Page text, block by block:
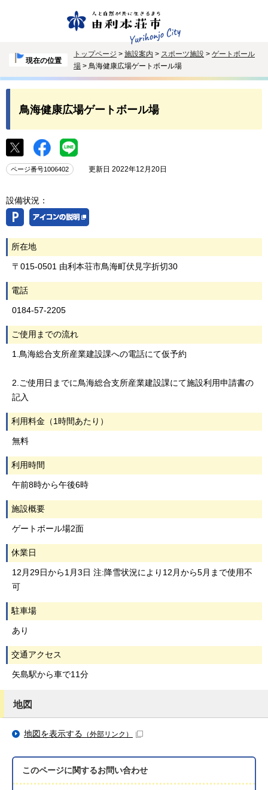
現在の位置
トップページ > 施設案内 > スポーツ施設 > ゲートボール
場 > 鳥海健康広場ゲートボール場
鳥海健康広場ゲートボール場
ページ番号1006402 更新日 2022年12月20日
設備状況：
所在地
〒015-0501 由利本荘市鳥海町伏見字折切30
電話
0184-57-2205
ご使用までの流れ
1.鳥海総合支所産業建設課への電話にて仮予約
2.ご使用日までに鳥海総合支所産業建設課にて施設利用申請書の
記入
利用料金（1時間あたり）
無料
利用時間
午前8時から午後6時
施設概要
ゲートボール場2面
休業日
12月29日から1月3日 注:降雪状況により12月から5月まで使用不
可
駐車場
あり
交通アクセス
矢島駅から車で11分
地図
地図を表示する （外部リンク）
このページに関するお問い合わせ